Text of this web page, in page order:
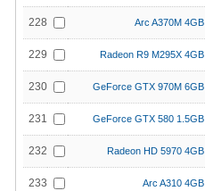
228 Arc A370M 4GB
229 Radeon R9 M295X 4GB
230 GeForce GTX 970M 6GB
231 GeForce GTX 580 1.5GB
232 Radeon HD 5970 4GB
233 Arc A310 4GB